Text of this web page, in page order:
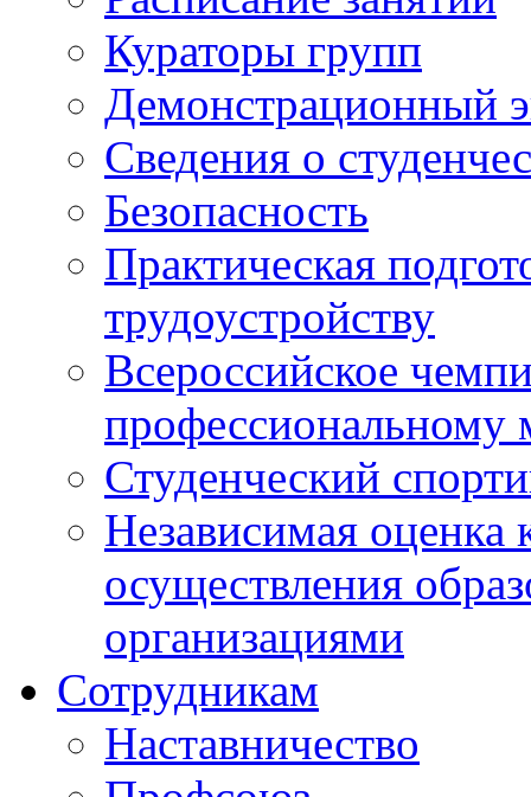
Кураторы групп
Демонстрационный
Сведения о
Безопасность
Практическая
трудоустройству
Всероссийское
профессиональному
Студенческий
Независимая оценка
осуществления
организациями
Сотрудникам
Наставничество